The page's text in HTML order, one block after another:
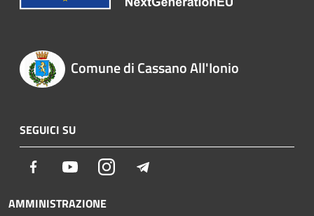
Comune di Cassano All'Ionio
SEGUICI SU
Facebook YoutubeInstagram
AMMINISTRAZIONE